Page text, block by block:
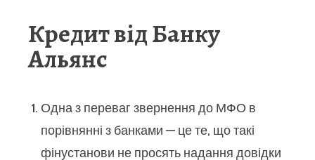
Кредит від Банку
Альянс
Одна з переваг звернення до МФО в
порівнянні з банками — це те, що такі
фінустанови не просять надання довідки